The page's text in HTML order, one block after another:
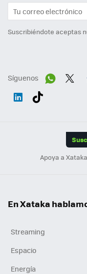
Suscribiéndote aceptas
Síguenos
Apoya a
En Xataka
Streaming
Espacio
Energía